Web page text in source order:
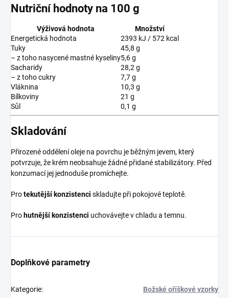
Nutriční hodnoty na 100 g
Výživová hodnota
Množství
Energetická hodnota
2393 kJ / 572 kcal
Tuky
45,8 g
– z toho nasycené mastné kyseliny5,6 g
Sacharidy
28,2 g
– z toho cukry
7,7 g
Vláknina
10,3 g
Bílkoviny
21 g
Sůl
0,1 g
Skladování
Přirozené oddělení oleje na povrchu je běžným jevem, který
potvrzuje, že krém neobsahuje žádné přidané stabilizátory. Před
konzumací jej jednoduše promíchejte.
Protekutější konzistenci skladujte při pokojové teplotě.
Pro hutnější konzistenci uchovávejte v chladu a temnu.
Doplňkové parametry
Kategorie: Božské oříškové vzorky